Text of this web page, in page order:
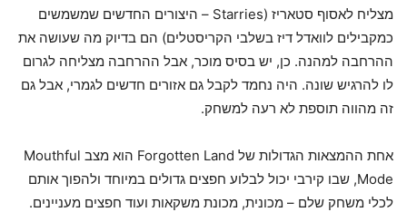
מצליח לאסוף סטאריז (Starries – היצורים החדשים שמשמשים
כמקבילים לוואדל דיז בשלבי הקריסטלים) הם בדיוק מה שעושה את
ההרחבה למהנה. כן, יש בסיס מוכר, אבל ההרחבה מצליחה לגרום
לו להרגיש שונה. היה נחמד לקבל גם אזורים חדשים לגמרי, אבל גם
זה מהווה תוספת לא רעה למשחק.
אחת ההמצאות הגדולות של Forgotten Land הוא מצב Mouthful
Mode, שבו קירבי יכול לבלוע חפצים גדולים במיוחד ולהפוך אותם
לכלי משחק שלם – מכונית, מכונת משקאות ועוד חפצים מעניינים.